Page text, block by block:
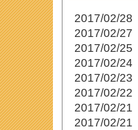
2017/02/28
2017/02/27
2017/02/25
2017/02/24
2017/02/23
2017/02/22
2017/02/21
2017/02/21